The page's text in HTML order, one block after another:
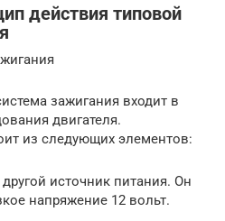
действия типовой
зажигания входит в
двигателя.
из следующих элементов:
источник питания. Он
напряжение 12 вольт.